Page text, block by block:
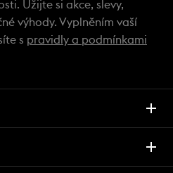
Užijte si akce, slevy,
výhody. Vyplněním vaší
s pravidly a podmínkami